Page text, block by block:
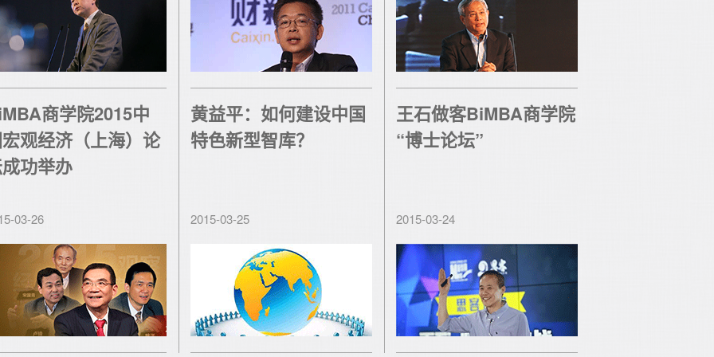
商学院2015中
观经济（上海）论
功举办
03-26
黄益平：如何建设中国
特色新型智库？
2015-03-25
王石做客BiMBA商学院
“博士论坛”
2015-03-24